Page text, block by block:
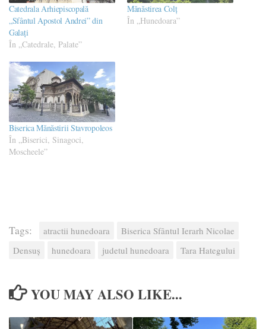
Catedrala Arhiepiscopală
„Sfântul Apostol Andrei” din
Galați
În „Catedrale, Palate”
Mănăstirea Colț
În „Hunedoara”
Biserica Mănăstirii Stavropoleos
În „Biserici, Sinagoci,
Moscheele”
Tags: atractii hunedoara
Biserica Sfântul Ierarh Nicolae
Densuș
hunedoara judetul hunedoara Tara Hategului
YOU MAY ALSO LIKE...